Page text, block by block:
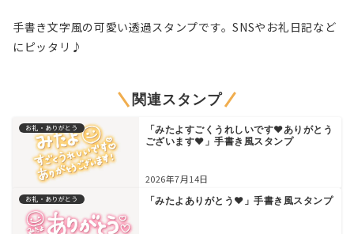
手書き文字風の可愛い透過スタンプです。SNSやお礼日記など
にピッタリ♪
関連スタンプ
お礼・ありがとう
「みたよすごくうれしいです♥ありがとう
ございます♥」手書き風スタンプ
2026年7月14日
お礼・ありがとう 「みたよありがとう♥」手書き風スタンプ